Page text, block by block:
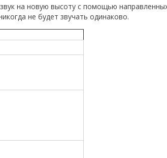
на новую высоту с помощью
не будет звучать одинаково.